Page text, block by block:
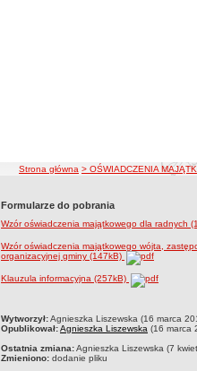
ścieżka nawigacji
Strona główna > OŚWIADCZENIA
Formularze do pobrania
Wzór oświadczenia majątkowego dla radnych
Wzór oświadczenia majątkowego wójta,
organizacyjnej gminy (147kB)
Klauzula informacyjna (257kB)
metryczka
Wytworzył:Agnieszka Liszewska (16 marca
Opublikował:Agnieszka Liszewska (16 marca
Ostatnia zmiana:Agnieszka Liszewska (7
Zmieniono: dodanie pliku